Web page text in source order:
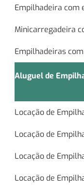
Empilhadeira com
Minicarregadeira
Empilhadeiras
Aluguel de
Locação de
Locação de
Locação de
Locação de